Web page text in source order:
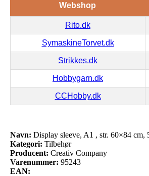
Webshop
Rito.dk
SymaskineTorvet.dk
Strikkes.dk
Hobbygarn.dk
CCHobby.dk
Navn: Display sleeve, A1 , str. 60×84 cm,
Kategori: Tilbehør
Producent: Creativ Company
Varenummer: 95243
EAN: